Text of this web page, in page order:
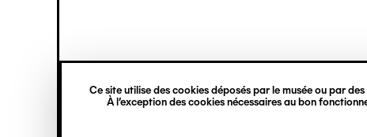
Ce site utilise des cookies déposés par le musée ou par
À l’exception des cookies nécessaires au bon
verticale